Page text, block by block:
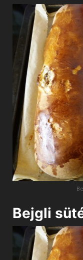
Bejgli